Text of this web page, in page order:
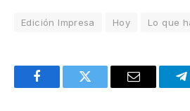
Edición Impresa Hoy Lo que
FacebookTwitter Email